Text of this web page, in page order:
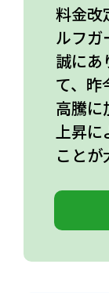
料金改
ルフガ
誠にあ
て、昨
高騰に
上昇に
こと